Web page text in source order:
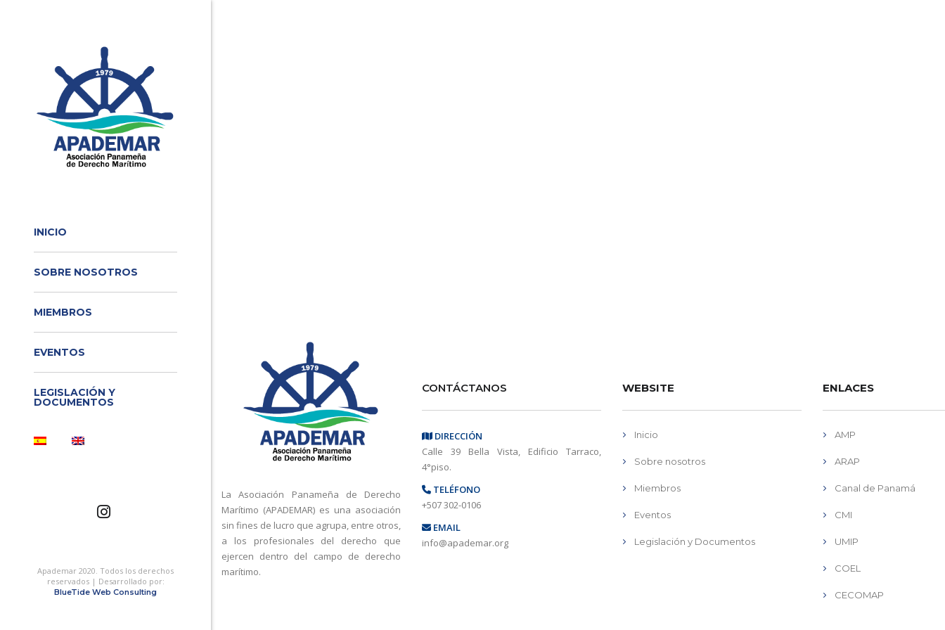
INICIO
SOBRE NOSOTROS
MIEMBROS
EVENTOS
LEGISLACIÓN Y
DOCUMENTOS
Apademar 2020. Todos los derechos
reservados | Desarrollado por:
BlueTide Web Consulting
La Asociación Panameña de Derecho
Marítimo (APADEMAR) es una asociación
sin fines de lucro que agrupa, entre otros,
a los profesionales del derecho que
ejercen dentro del campo de derecho
marítimo.
CONTÁCTANOS
DIRECCIÓN
Calle 39 Bella Vista, Edificio Tarraco,
4°piso.
TELÉFONO
+507 302-0106
EMAIL
info@apademar.org
WEBSITE
Inicio
Sobre nosotros
Miembros
Eventos
Legislación y Documentos
ENLACES
AMP
ARAP
Canal de Panamá
CMI
UMIP
COEL
CECOMAP